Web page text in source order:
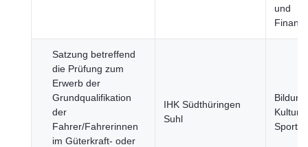
und
Satzung betreffend
die Prüfung zum
Erwerb der
Grundqualifikation
der
Fahrer/Fahrerinnen
im Güterkraft- oder
IHK Südthüringen
Suhl
Kultur
Sport